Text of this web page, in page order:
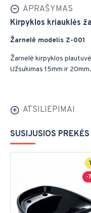
APRAŠYMAS
Kirpyklos kriauklės
Žarnelė modelis Z-001
Žarnelė kirpyklos
Užsukimas 15mm ir 20mm.
ATSILIEPIMAI
SUSIJUSIOS PREKĖS
-